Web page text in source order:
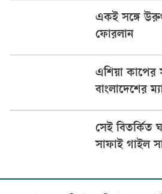
একই সঙ্গে
ফোরলান
এশিয়া কাপের
বাংলাদেশের
সেই বিতর্কিত
সাফাই গাইল